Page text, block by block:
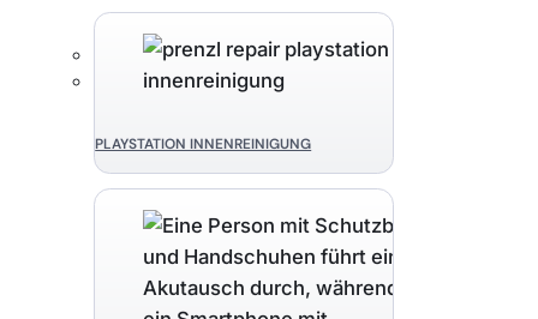
PLAYSTATION INNENREINIGUNG